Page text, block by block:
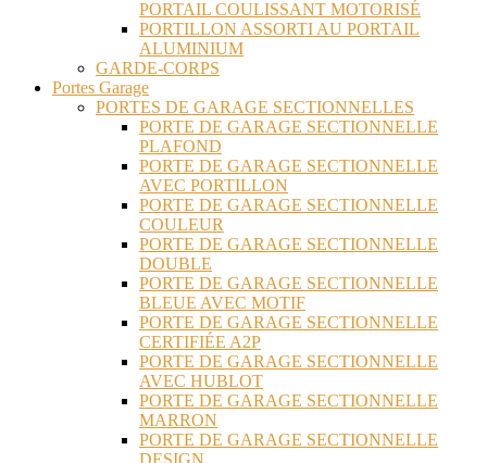
PORTAIL COULISSANT MOTORISÉ
PORTILLON ASSORTI AU PORTAIL
ALUMINIUM
GARDE-CORPS
Portes Garage
PORTES DE GARAGE SECTIONNELLES
PORTE DE GARAGE SECTIONNELLE
PLAFOND
PORTE DE GARAGE SECTIONNELLE
AVEC PORTILLON
PORTE DE GARAGE SECTIONNELLE
COULEUR
PORTE DE GARAGE SECTIONNELLE
DOUBLE
PORTE DE GARAGE SECTIONNELLE
BLEUE AVEC MOTIF
PORTE DE GARAGE SECTIONNELLE
CERTIFIÉE A2P
PORTE DE GARAGE SECTIONNELLE
AVEC HUBLOT
PORTE DE GARAGE SECTIONNELLE
MARRON
PORTE DE GARAGE SECTIONNELLE